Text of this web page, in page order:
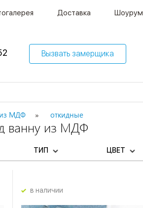
Доставка Шоурум
Вызвать замерщика
МДФ откидные
ванну из МДФ
ТИП ЦВЕТ
в наличии